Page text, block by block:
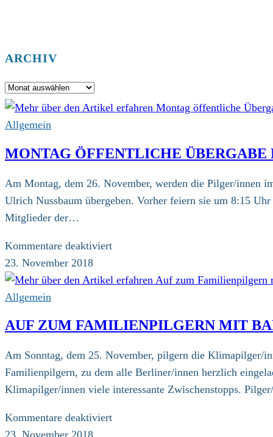
ARCHIV
Archiv
Allgemein
MONTAG ÖFFENTLICHE ÜBERGABE
Am Montag, dem 26. November, werden die Pilger/innen
Ulrich Nussbaum übergeben. Vorher feiern sie um 8:15
Mitglieder der…
Kommentare deaktiviertfür
öffentliche
Forderungen
Staatssekretär
23. November 2018
Allgemein
AUF ZUM FAMILIENPILGERN MIT
Am Sonntag, dem 25. November, pilgern die Klimapilger/
Familienpilgern, zu dem alle Berliner/innen herzlich
Klimapilger/innen viele interessante Zwischenstopps.
Kommentare deaktiviertfür